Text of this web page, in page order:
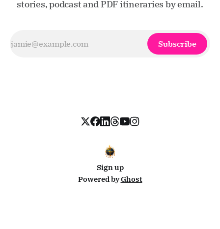
stories, podcast and PDF itineraries by email.
Subscribe
Sign up
Powered byGhost